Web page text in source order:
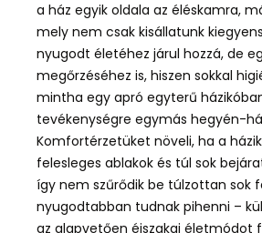
a ház egyik oldala az éléskamra,
mely nem csak kisállatunk
nyugodt életéhez járul hozzá, de
megőrzéséhez is, hiszen sokkal
mintha egy apró egyterű
tevékenységre egymás hegyén-
Komfortérzetüket növeli, ha a
felesleges ablakok és túl sok
így nem szűrődik be túlzottan sok
nyugodtabban tudnak pihenni –
az alapvetően éjszakai életmódot